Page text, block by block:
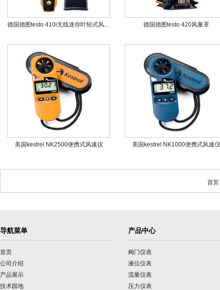
德国德图testo 410i无线迷你叶轮式风速测量仪 德国德图testo 420风量罩
美国kestrel NK2500便携式风速仪 美国kestrel NK1000便携式风速仪
首页
导航菜单
首页
公司介绍
产品展示
技术园地
产品中心
阀门仪表
液位仪表
流量仪表
压力仪表